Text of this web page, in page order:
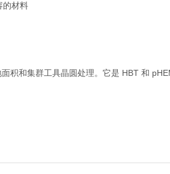
允许处理不相容的材料
积和集群工具晶圆处理。它是 HBT 和